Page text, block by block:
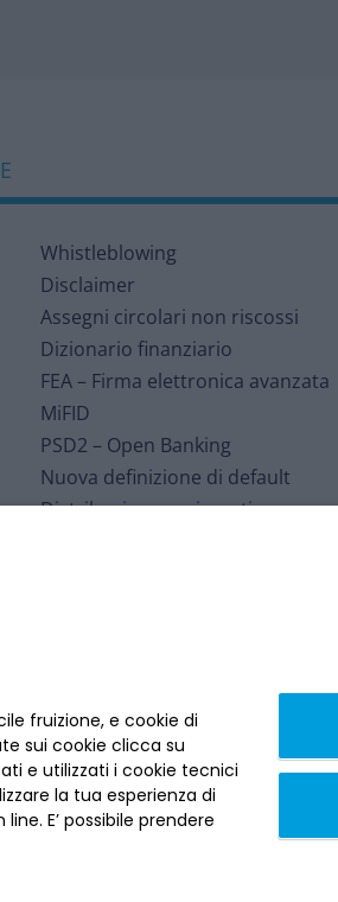
Whistleblowing
Disclaimer
Assegni circolari non riscossi
Dizionario finanziario
FEA – Firma elettronica avanzata
MiFID
PSD2 – Open Banking
Nuova definizione di default
Distribuzione assicurativa
fruizione, e cookie di
sui cookie clicca su
e utilizzati i cookie tecnici
la tua esperienza di
E’ possibile prendere